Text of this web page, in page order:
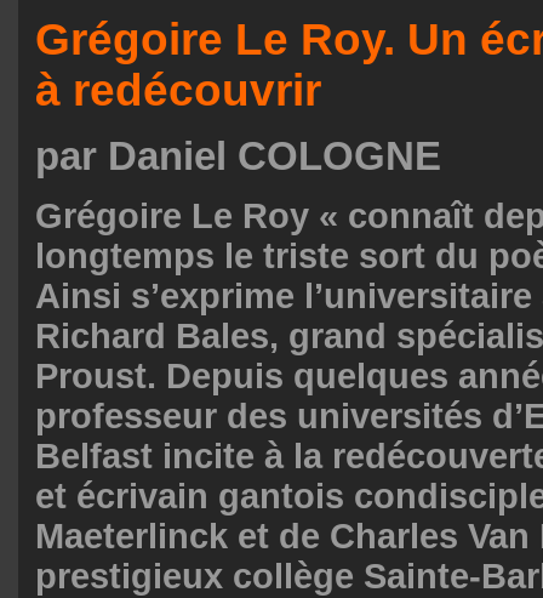
Grégoire Le Roy. Un
à redécouvrir
par Daniel COLOGNE
Grégoire Le Roy « connaît
longtemps le triste sort du
Ainsi s’exprime
Richard Bales, grand
Proust. Depuis quelques
professeur des universités
Belfast incite à la
et écrivain gantois
Maeterlinck et de Charles
prestigieux collège Sainte-